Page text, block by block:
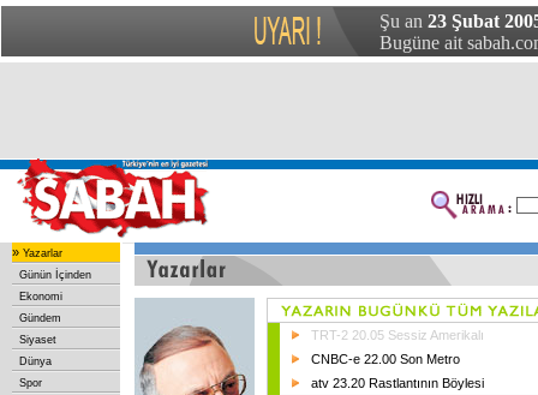
Şu an 23 Şubat
Bugüne ait
» Yazarlar
Günün İçinden
Ekonomi
Gündem
Siyaset
Dünya
Spor
TRT-2 20.05 Sessiz Amerikalı
CNBC-e 22.00 Son Metro
atv 23.20 Rastlantının Böylesi